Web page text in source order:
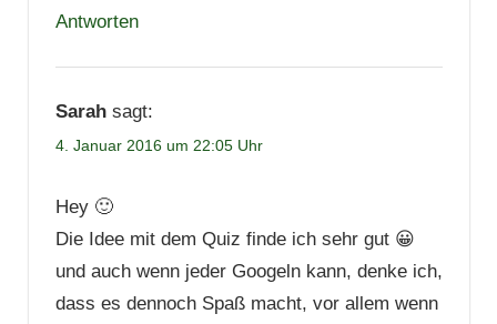
Antworten
Sarah sagt:
4. Januar 2016 um 22:05 Uhr
Hey 🙂
Die Idee mit dem Quiz finde ich sehr gut 😀
und auch wenn jeder Googeln kann, denke ich,
dass es dennoch Spaß macht, vor allem wenn